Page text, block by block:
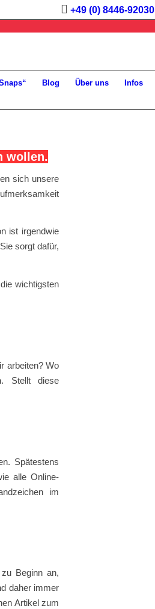
+49 (0) 8446-92030
Blog Über uns Infos
wollen.
sich unsere
ist irgendwie
sorgt dafür,
wichtigsten
arbeiten? Wo
Stellt diese
Spätestens
alle Online-
im
Beginn an,
daher immer
Artikel zum